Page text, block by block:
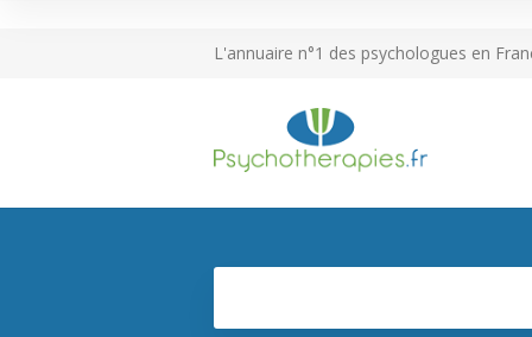
L'annuaire n°1 des psychologues en